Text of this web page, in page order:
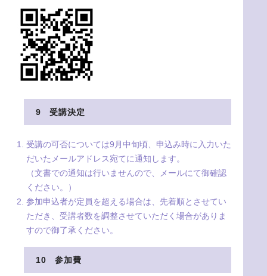
9 受講決定
受講の可否については9月中旬頃、申込み時に入力いた
だいたメールアドレス宛てに通知します。
（文書での通知は行いませんので、メールにて御確認
ください。）
参加申込者が定員を超える場合は、先着順とさせてい
ただき、受講者数を調整させていただく場合がありま
すので御了承ください。
10 参加費